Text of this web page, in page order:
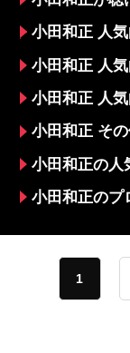
小田和正 人
小田和正 人
小田和正 人
小田和正 そ
小田和正の人
小田和正のプ
1